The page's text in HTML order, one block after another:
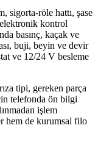
sigorta-röle hattı, şase
kontrol
basınç, kaçak ve
buji, beyin ve devir
ve 12/24 V besleme
tipi, gereken parça
telefonda ön bilgi
işlem
hem de kurumsal filo